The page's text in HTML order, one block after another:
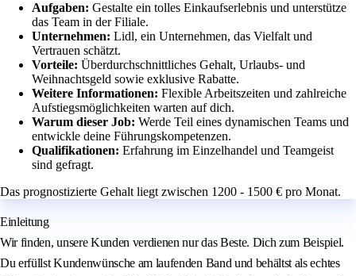
Aufgaben: Gestalte ein tolles Einkaufserlebnis und unterstütze
das Team in der Filiale.
Unternehmen: Lidl, ein Unternehmen, das Vielfalt und
Vertrauen schätzt.
Vorteile: Überdurchschnittliches Gehalt, Urlaubs- und
Weihnachtsgeld sowie exklusive Rabatte.
Weitere Informationen: Flexible Arbeitszeiten und zahlreiche
Aufstiegsmöglichkeiten warten auf dich.
Warum dieser Job: Werde Teil eines dynamischen Teams und
entwickle deine Führungskompetenzen.
Qualifikationen: Erfahrung im Einzelhandel und Teamgeist
sind gefragt.
Das prognostizierte Gehalt liegt zwischen 1200 - 1500 € pro Monat.
Einleitung
Wir finden, unsere Kunden verdienen nur das Beste. Dich zum Beispiel.
Du erfüllst Kundenwünsche am laufenden Band und behältst als echtes